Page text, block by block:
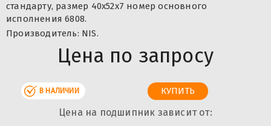
стандарту, размер 40x52x7 номер основного
исполнения 6808.
Производитель: NIS.
Цена по запросу
В НАЛИЧИИ
Цена на подшипник зависит от: